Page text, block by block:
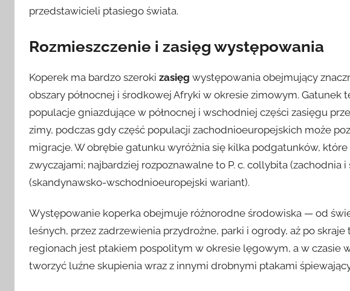
przedstawicieli ptasiego świata.
Rozmieszczenie i zasięg występowania
Koperek ma bardzo szeroki zasięg występowania obejmujący
obszary północnej i środkowej Afryki w okresie zimowym.
populacje gniazdujące w północnej i wschodniej części zasięgu
zimy, podczas gdy część populacji zachodnioeuropejskich może
migracje. W obrębie gatunku wyróżnia się kilka podgatunków,
zwyczajami; najbardziej rozpoznawalne to P. c. collybita (zachodnia i
(skandynawsko-wschodnioeuropejski wariant).
Występowanie koperka obejmuje różnorodne środowiska — od
leśnych, przez zadrzewienia przydrożne, parki i ogrody, aż po
regionach jest ptakiem pospolitym w okresie lęgowym, a w czasie
tworzyć luźne skupienia wraz z innymi drobnymi ptakami